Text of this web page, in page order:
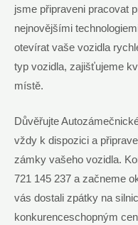
jsme připraveni pracovat
nejnovějšími
otevírat vaše vozidla
typ vozidla, zajišťujeme
místě.
Důvěřujte
vždy k dispozici a
zámky vašeho vozidla.
721 145 237 a začneme
vás dostali zpátky na
konkurenceschopným